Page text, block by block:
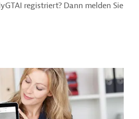
registriert? Dann melden Sie